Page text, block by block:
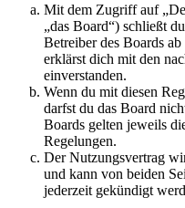
Mit dem Zugriff auf
„das Board“) schließt
Betreiber des Boards
erklärst dich mit den
einverstanden.
Wenn du mit diesen
darfst du das Board
Boards gelten jeweils
Regelungen.
Der Nutzungsvertrag
und kann von beiden
jederzeit gekündigt